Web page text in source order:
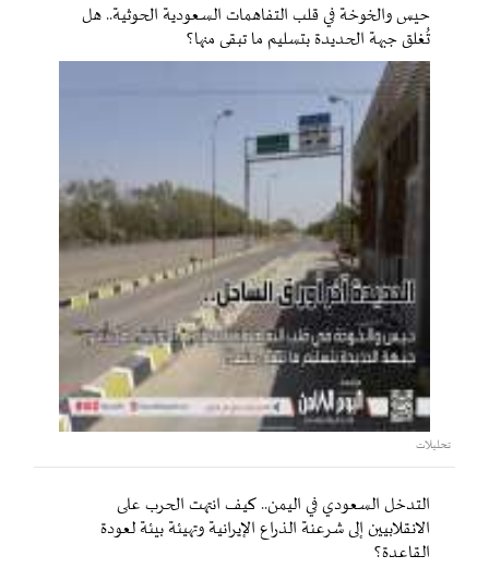
حيس والخوخة في قلب التفاهمات السعودية الحوثية.. هل
تُغلق جبهة الحديدة بتسليم ما تبقى منها؟
تحليلات
التدخل السعودي في اليمن.. كيف انتهت الحرب على
الانقلابيين إلى شرعنة الذراع الإيرانية وتهيئة بيئة لعودة
القاعدة؟